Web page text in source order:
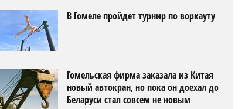
В Гомеле пройдет турнир по воркауту
Гомельская фирма заказала из Китая
новый автокран, но пока он доехал до
Беларуси стал совсем не новым